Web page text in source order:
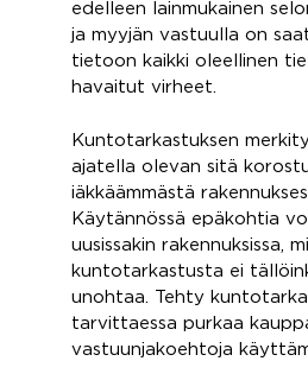
edelleen lainmukainen
ja myyjän vastuulla on
tietoon kaikki oleellinen
havaitut virheet.
Kuntotarkastuksen
ajatella olevan sitä
iäkkäämmästä
Käytännössä epäkohtia
uusissakin rakennuksissa,
kuntotarkastusta ei
unohtaa. Tehty
tarvittaessa purkaa
vastuunjakoehtoja